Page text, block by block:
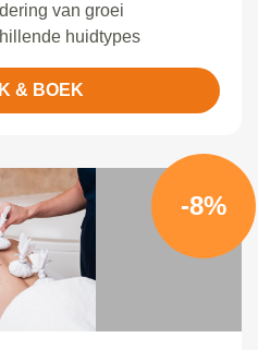
van groei
huidtypes
& BOEK
-8%